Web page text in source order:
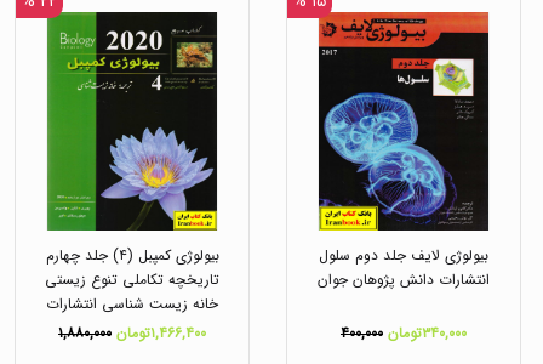
بیولوژی لایف جلد دوم سلول
انتشارات دانش پژوهان جوان
۳۴۰,۰۰۰تومان ۴۰۰,۰۰۰
بیولوژی کمپبل (۴) جلد چهارم
تاریخچه تکاملی تنوع زیستی
خانه زیست شناسی انتشارات
کتب آموزشی پیشرو (کاپ)
۱,۴۶۶,۴۰۰تومان ۱,۸۸۰,۰۰۰